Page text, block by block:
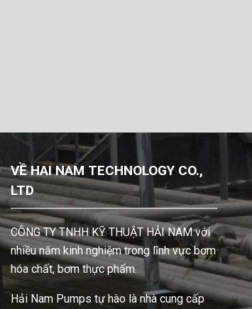
VỀ HAI NAM TECHNOLOGY CO.,
LTD
CÔNG TY TNHH KỸ THUẬT HẢI NAM với
nhiều năm kinh nghiệm trong lĩnh vực bơm
hóa chất, bơm thực phẩm.
Hải Nam Pumps tự hào là nhà cung cấp